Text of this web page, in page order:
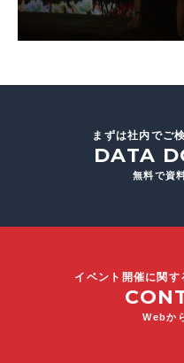
まずは社内でご
DATA
無料で資
イベント開催に関
Webか